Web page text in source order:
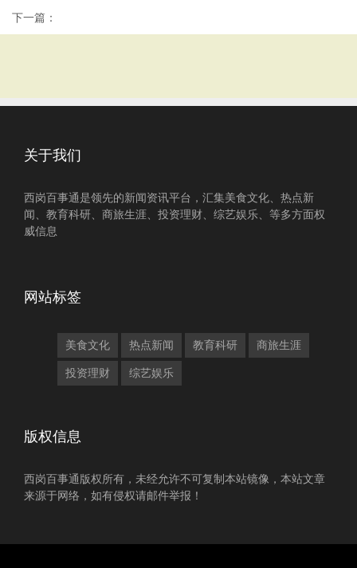
下一篇：
关于我们
西岗百事通是领先的新闻资讯平台，汇集美食文化、热点新
闻、教育科研、商旅生涯、投资理财、综艺娱乐、等多方面权
威信息
网站标签
美食文化 热点新闻 教育科研 商旅生涯
投资理财 综艺娱乐
版权信息
西岗百事通版权所有，未经允许不可复制本站镜像，本站文章
来源于网络，如有侵权请邮件举报！